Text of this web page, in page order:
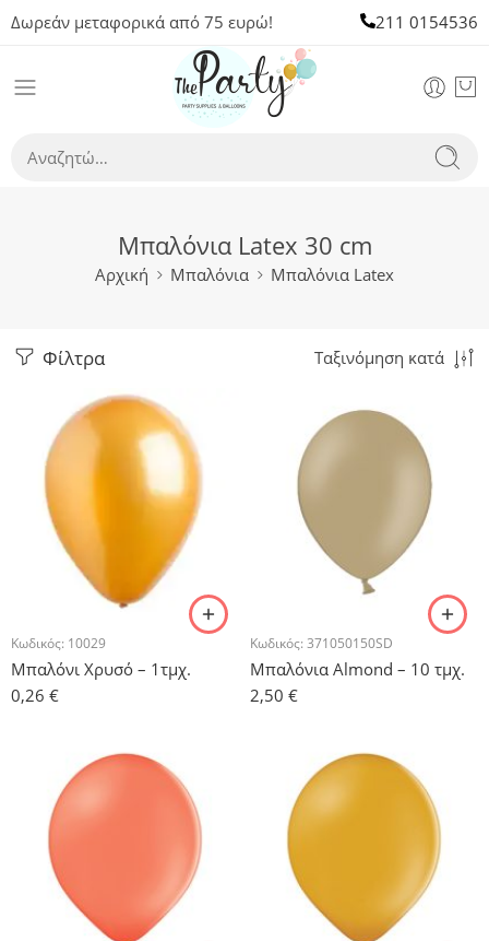
Δωρεάν μεταφορικά από 75 ευρώ! 211 0154536
Μπαλόνια Latex 30 cm
Αρχική Μπαλόνια Μπαλόνια Latex
Φίλτρα Ταξινόμηση κατά
Κωδικός: 10029
Μπαλόνι Χρυσό – 1τμχ.
0,26 €
Κωδικός: 371050150SD
Μπαλόνια Almond – 10 τμχ.
2,50 €